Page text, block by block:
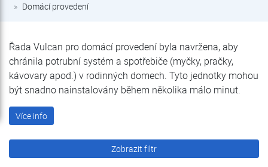
Domácí provedení
Řada Vulcan pro domácí provedení byla navržena, aby
chránila potrubní systém a spotřebiče (myčky, pračky,
kávovary apod.) v rodinných domech. Tyto jednotky mohou
být snadno nainstalovány během několika málo minut.
Více info
Zobrazit filtr